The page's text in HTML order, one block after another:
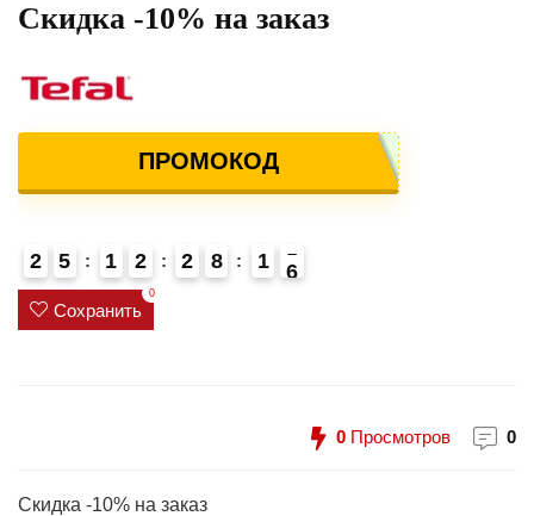
Скидка -10% на заказ
ПРОМОКОД
2 5 1 2 2 8 1
5
6
Сохранить
0
0 Просмотров 0
Скидка -10% на заказ